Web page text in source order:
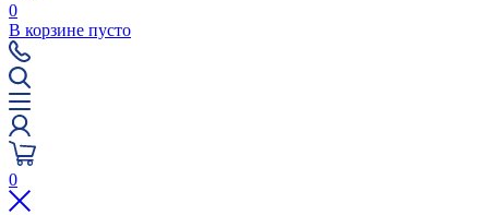
0
В корзине пусто
0